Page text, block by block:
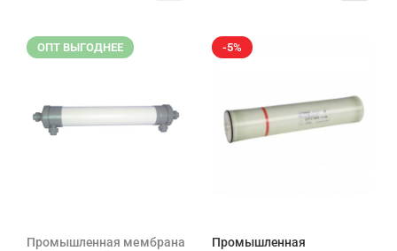
ОПТ ВЫГОДНЕЕ
Промышленная мембрана
-5%
Промышленная